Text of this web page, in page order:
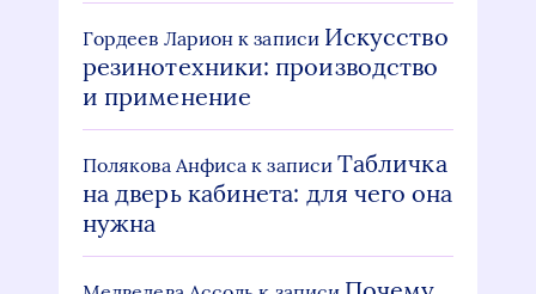
Гордеев Ларион к записи Искусство
резинотехники: производство
и применение
Полякова Анфиса к записиТабличка
на дверь кабинета: для чего она
нужна